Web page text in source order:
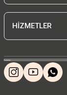
HİZMETLER